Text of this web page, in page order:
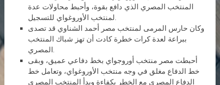
المنتخب المصري الذي دافع بقوة، وأحبط محاولات عدة
لمنتخب الأوروغواي للتسجيل.
وكان حارس المرمى لمنتخب مصر أحمد الشناوي قد تصدى
ببراعة لعدة كرات خطرة كادت أن تهز شباك المنتخب
المصري.
أحبطت مصر منتخب أوروجواي بخط دفاعي عميق، وبقى
خط الدفاع مغلق في وجه منتخب الأوروغواي، وتعامل خط
الدفاع المصري مع الخطر بكفاءة وبدأ المنتخب المصري